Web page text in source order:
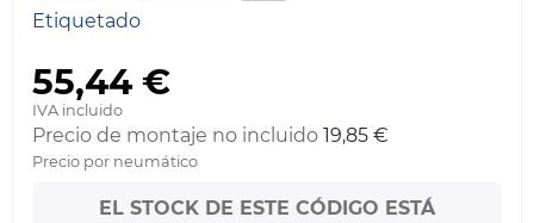
Etiquetado
55,44 €
IVA incluido
Precio de montaje no incluido 19,85 €
Precio por neumático
EL STOCK DE ESTE CÓDIGO ESTÁ